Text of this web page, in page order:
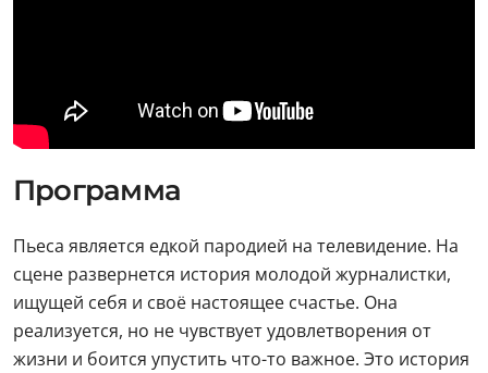
Программа
Пьеса является едкой пародией на телевидение. На
сцене развернется история молодой журналистки,
ищущей себя и своё настоящее счастье. Она
реализуется, но не чувствует удовлетворения от
жизни и боится упустить что-то важное. Это история